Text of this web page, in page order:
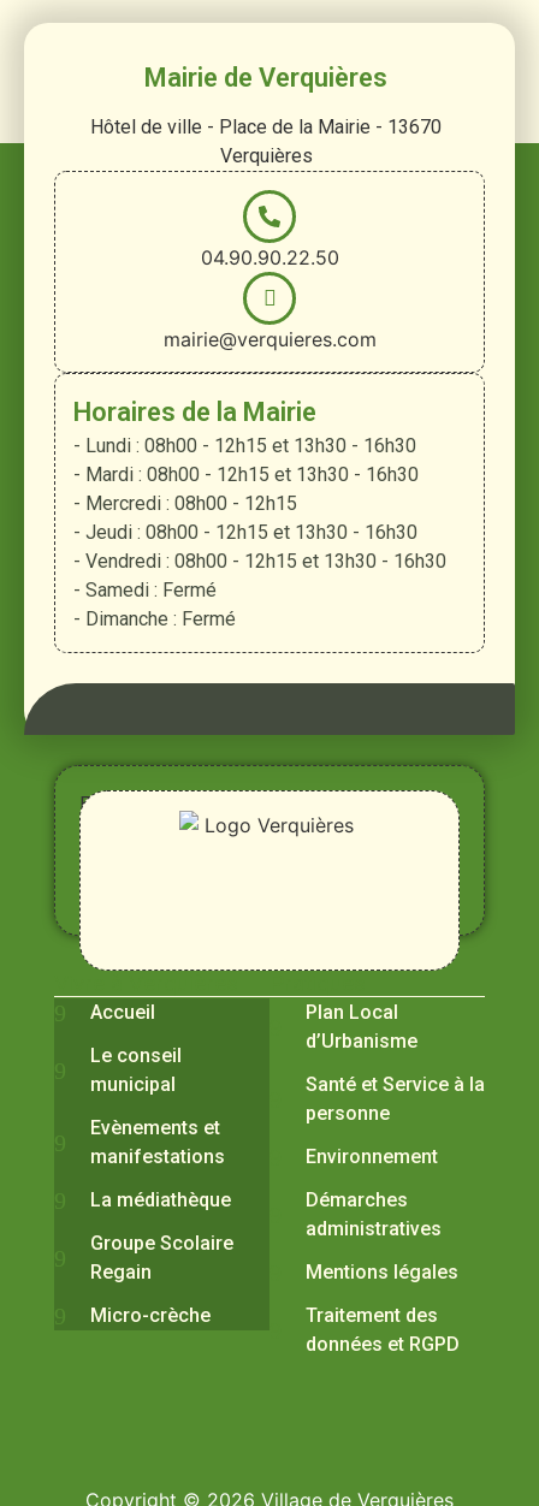
Mairie de Verquières
Hôtel de ville - Place de la Mairie - 13670
Verquières
04.90.90.22.50
mairie@verquieres.com
Horaires de la Mairie
- Lundi : 08h00 - 12h15 et 13h30 - 16h30
- Mardi : 08h00 - 12h15 et 13h30 - 16h30
- Mercredi : 08h00 - 12h15
- Jeudi : 08h00 - 12h15 et 13h30 - 16h30
- Vendredi : 08h00 - 12h15 et 13h30 - 16h30
- Samedi : Fermé
- Dimanche : Fermé
Entre
Rhône,
Alpilles
et
Durance
Accueil
Le conseil
municipal
Evènements et
manifestations
La médiathèque
Groupe Scolaire
Regain
Micro-crèche
Plan Local
d’Urbanisme
Santé et Service à la
personne
Environnement
Démarches
administratives
Mentions légales
Traitement des
données et RGPD
Copyright © 2026 Village de Verquières